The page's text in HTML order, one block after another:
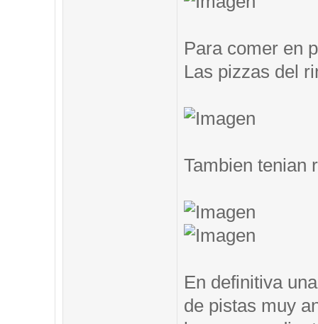
Para comer en
Las pizzas del
Tambien tenian
En definitiva
de pistas muy